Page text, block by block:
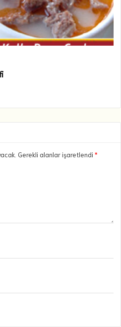
Gerekli alanlar işaretlendi *